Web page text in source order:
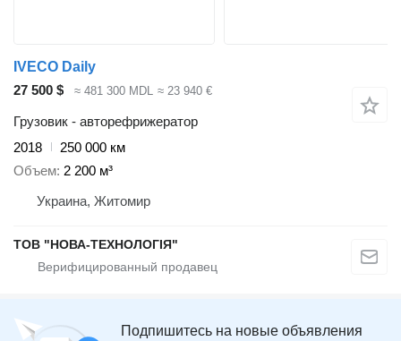
IVECO Daily
27 500 $
≈ 481 300 MDL ≈ 23 940 €
Грузовик - авторефрижератор
2018
250 000 км
Объем 2 200 м³
Украина, Житомир
ТОВ "НОВА-ТЕХНОЛОГІЯ"
Подпишитесь на новые объявления